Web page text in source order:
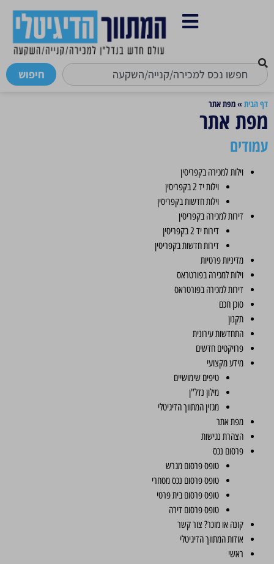
חיפוש
דף הבית »מפת אתר
מפת אתר
עמודים
וילות למכירה בקפריסין
וילות יד 2 בקפריסין
וילות חדשות בקפריסין
דירות למכירה בקפריסין
דירות יד 2 בקפריסין
דירות חדשות בקפריסין
מדיניות פרטיות
וילות למכירה בפורטראס
דירות למכירה בפורטראס
סוכן חכם
תקנון
התחדשות עירונית
פרויקטים חדשים
מידע מקצועי
טיפים שימושיים
מילון נדל"ן
מגזין המתווך הדיגיטלי
מפת אתר
הצהרת נגישות
פרסום נכס
טופס פרסום מגרש
טופס פרסום נכס מסחרי
טופס פרסום בית פרטי
טופס פרסום דירה
קונה או מוכר? צור קשר
אודות המתווך הדיגיטלי
ראשי